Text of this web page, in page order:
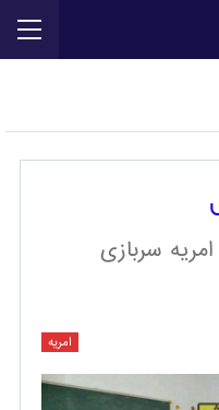
سربازی
امریه